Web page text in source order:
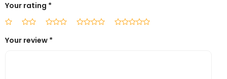
Your rating *
Your review *